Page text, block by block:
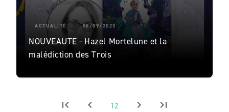
ACTUALITÉ 08/09/2023
NOUVEAUTE - Hazel Mortelune et la
malédiction des Trois
first_page chevron_left 12 chevron_right last_page